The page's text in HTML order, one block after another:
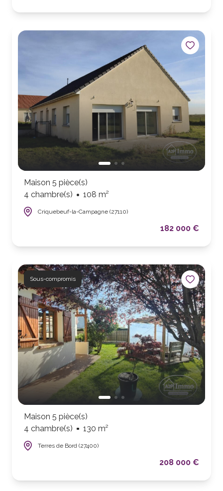
Maison 5 pièce(s)
4 chambre(s)
108 m²
Criquebeuf-la-Campagne (27110)
182 000 €
Sous-compromis
Maison 5 pièce(s)
4 chambre(s)
130 m²
Terres de Bord (27400)
208 000 €